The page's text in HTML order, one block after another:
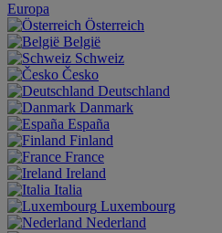
Europa
Österreich
België
Schweiz
Česko
Deutschland
Danmark
España
Finland
France
Ireland
Italia
Luxembourg
Nederland